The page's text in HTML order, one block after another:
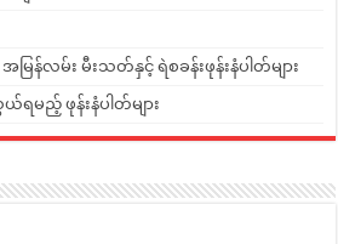
ြန်လမ်း မီးသတ်နှင့် ရဲစခန်းဖုန်းနံပါတ်များ
မည့် ဖုန်းနံပါတ်များ